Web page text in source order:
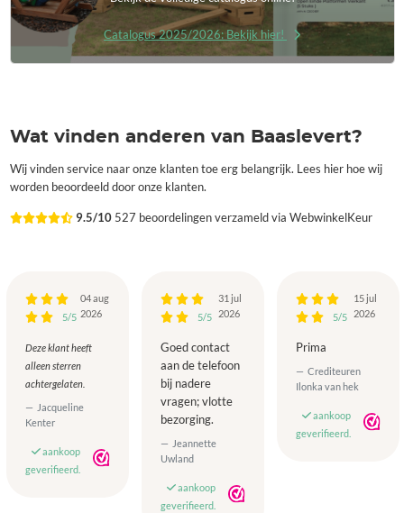
Catalogus 2025/2026: Bekijk hier!
Wat vinden anderen van Baaslevert?
Wij vinden service naar onze klanten toe erg belangrijk. Lees hier hoe wij
worden beoordeeld door onze klanten.
9.5/10 527 beoordelingen verzameld via WebwinkelKeur
5/5
04 aug
2026
Deze klant heeft
alleen sterren
achtergelaten.
Jacqueline
Kenter
aankoop
geverifieerd.
5/5
31 jul
2026
Goed contact
aan de telefoon
bij nadere
vragen; vlotte
bezorging.
Jeannette
Uwland
aankoop
geverifieerd.
5/5
15 jul
2026
Prima
Crediteuren
Ilonka van hek
aankoop
geverifieerd.